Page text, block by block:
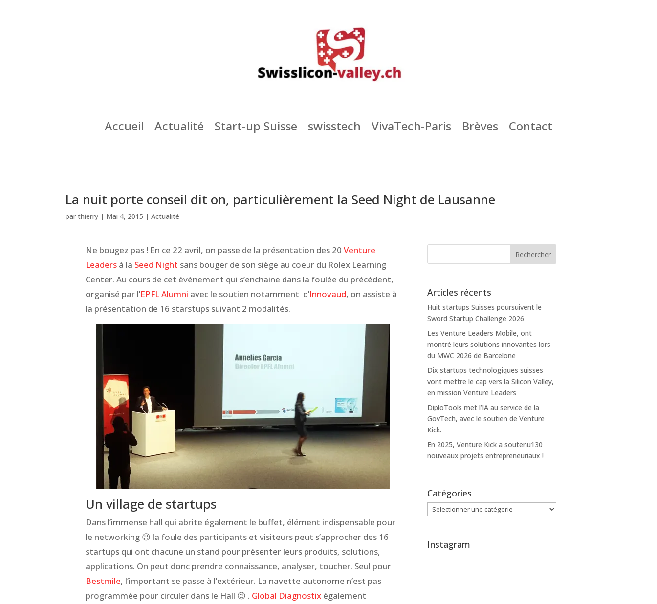
Accueil Actualité Start-up Suisse swisstech VivaTech-Paris Brèves Contact
La nuit porte conseil dit on, particulièrement la Seed Night de Lausanne
parthierry | Mai 4, 2015 |Actualité
Ne bougez pas ! En ce 22 avril, on passe de la présentation des 20 Venture
Leaders à la Seed Night sans bouger de son siège au coeur du Rolex Learning
Center. Au cours de cet évènement qui s’enchaine dans la foulée du précédent,
organisé par l’EPFL Alumni avec le soutien notamment d’Innovaud, on assiste à
la présentation de 16 starstups suivant 2 modalités.
Un village de startups
Dans l’immense hall qui abrite également le buffet, élément indispensable pour
le networking 😉 la foule des participants et visiteurs peut s’approcher des 16
startups qui ont chacune un stand pour présenter leurs produits, solutions,
applications. On peut donc prendre connaissance, analyser, toucher. Seul pour
Bestmile, l’important se passe à l’extérieur. La navette autonome n’est pas
programmée pour circuler dans le Hall 😉 . Global Diagnostix également
Articles récents
Huit startups Suisses poursuivent le
Sword Startup Challenge 2026
Les Venture Leaders Mobile, ont
montré leurs solutions innovantes lors
du MWC 2026 de Barcelone
Dix startups technologiques suisses
vont mettre le cap vers la Silicon Valley,
en mission Venture Leaders
DiploTools met l’IA au service de la
GovTech, avec le soutien de Venture
Kick.
En 2025, Venture Kick a soutenu130
nouveaux projets entrepreneuriaux !
Catégories
Catégories
Instagram